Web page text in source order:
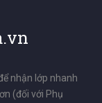
nhận lớp nhanh
(đối với Phụ